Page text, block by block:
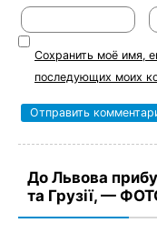
Сохранить моё имя,
последующих моих
До Львова
та Грузії, —